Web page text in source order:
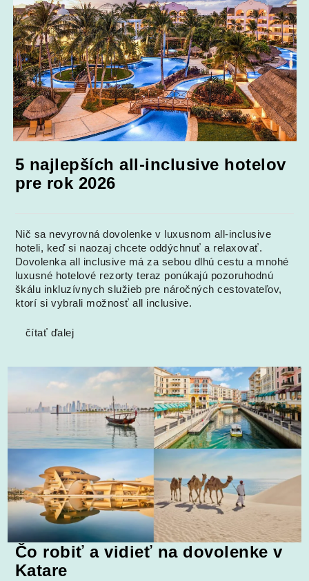
5 najlepších all-inclusive hotelov
pre rok 2026
Nič sa nevyrovná dovolenke v luxusnom all-inclusive
hoteli, keď si naozaj chcete oddýchnuť a relaxovať.
Dovolenka all inclusive má za sebou dlhú cestu a mnohé
luxusné hotelové rezorty teraz ponúkajú pozoruhodnú
škálu inkluzívnych služieb pre náročných cestovateľov,
ktorí si vybrali možnosť all inclusive.
čítať ďalej
Čo robiť a vidieť na dovolenke v
Katare